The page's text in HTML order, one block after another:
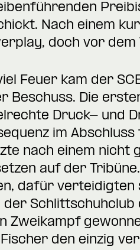
Nach einem
doch vor
Feuer kam der
Beschuss. Die
Druck- und
im
nach einem nicht
auf der
dafür verteidigten
der Schlittschuhclub
Zweikampf
den einzig